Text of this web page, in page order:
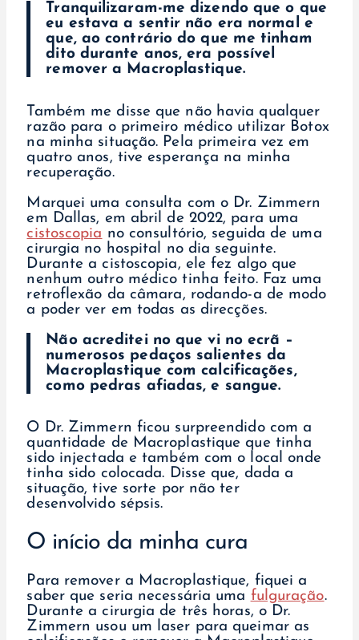
Tranquilizaram-me dizendo que o que
eu estava a sentir não era normal e
que, ao contrário do que me tinham
dito durante anos, era possível
remover a Macroplastique.
Também me disse que não havia qualquer
razão para o primeiro médico utilizar Botox
na minha situação. Pela primeira vez em
quatro anos, tive esperança na minha
recuperação.
Marquei uma consulta com o Dr. Zimmern
em Dallas, em abril de 2022, para uma
cistoscopia no consultório, seguida de uma
cirurgia no hospital no dia seguinte.
Durante a cistoscopia, ele fez algo que
nenhum outro médico tinha feito. Faz uma
retroflexão da câmara, rodando-a de modo
a poder ver em todas as direcções.
Não acreditei no que vi no ecrã –
numerosos pedaços salientes da
Macroplastique com calcificações,
como pedras afiadas, e sangue.
O Dr. Zimmern ficou surpreendido com a
quantidade de Macroplastique que tinha
sido injectada e também com o local onde
tinha sido colocada. Disse que, dada a
situação, tive sorte por não ter
desenvolvido sépsis.
O início da minha cura
Para remover a Macroplastique, fiquei a
saber que seria necessária uma fulguração.
Durante a cirurgia de três horas, o Dr.
Zimmern usou um laser para queimar as